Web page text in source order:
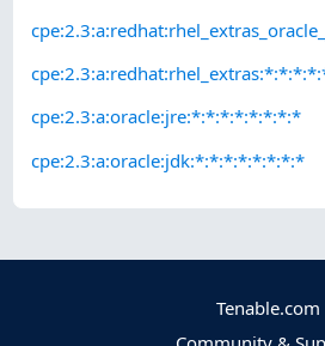
cpe:2.3:a:oracle:jre:*:*:*:*:*:*:*:*
cpe:2.3:a:oracle:jdk:*:*:*:*:*:*:*:*
Tenable.com